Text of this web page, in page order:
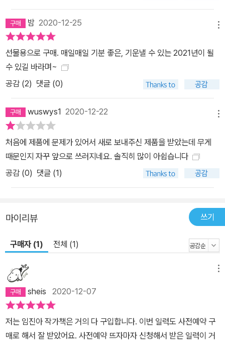
밤 2020-12-25
선물용으로 구매. 매일매일 기분 좋은, 기운낼 수 있는 2021년이 될
수 있길 바라며~
공감 (2) 댓글 (0)
wuswys1 2020-12-22
처음에 제품에 문제가 있어서 새로 보내주신 제품을 받았는데 무게
때문인지 자꾸 앞으로 쓰러지네요. 솔직히 많이 아쉽습니다
공감 (0) 댓글 (1)
마이리뷰 쓰기
구매자 (1) 전체 (1)
sheis 2020-12-07
저는 임진아 작가책은 거의 다 구입합니다. 이번 일력도 사전예약 구
매로 해서 잘 받았어요. 사전예약 뜨자마자 신청해서 받은 일력이 거